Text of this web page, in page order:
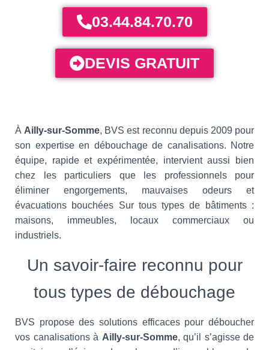
03.44.84.70.70
DEVIS GRATUIT
À Ailly-sur-Somme, BVS est reconnu depuis 2009 pour
son expertise en débouchage de canalisations. Notre
équipe, rapide et expérimentée, intervient aussi bien
chez les particuliers que les professionnels pour
éliminer engorgements, mauvaises odeurs et
évacuations bouchées Sur tous types de bâtiments :
maisons, immeubles, locaux commerciaux ou
industriels.
Un savoir-faire reconnu pour
tous types de débouchage
BVS propose des solutions efficaces pour déboucher
vos canalisations à Ailly-sur-Somme, qu’il s’agisse de